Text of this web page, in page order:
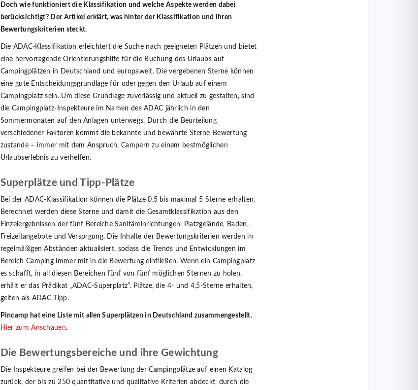
Doch wie funktioniert die Klassifikation und welche Aspekte werden dabei
berücksichtigt? Der Artikel erklärt, was hinter der Klassifikation und ihren
Bewertungskriterien steckt.
Die ADAC-Klassifikation erleichtert die Suche nach geeigneten Plätzen und bietet
eine hervorragende Orientierungshilfe für die Buchung des Urlaubs auf
Campingplätzen in Deutschland und europaweit. Die vergebenen Sterne können
eine gute Entscheidungsgrundlage für oder gegen den Urlaub auf einem
Campingplatz sein. Um diese Grundlage zuverlässig und aktuell zu gestalten, sind
die Campingplatz-Inspekteure im Namen des ADAC jährlich in den
Sommermonaten auf den Anlagen unterwegs. Durch die Beurteilung
verschiedener Faktoren kommt die bekannte und bewährte Sterne-Bewertung
zustande – immer mit dem Anspruch, Campern zu einem bestmöglichen
Urlaubserlebnis zu verhelfen.
Superplätze und Tipp-Plätze
Bei der ADAC-Klassifikation können die Plätze 0,5 bis maximal 5 Sterne erhalten.
Berechnet werden diese Sterne und damit die Gesamtklassifikation aus den
Einzelergebnissen der fünf Bereiche Sanitäreinrichtungen, Platzgelände, Baden,
Freizeitangebote und Versorgung. Die Inhalte der Bewertungskriterien werden in
regelmäßigen Abständen aktualisiert, sodass die Trends und Entwicklungen im
Bereich Camping immer mit in die Bewertung einfließen. Wenn ein Campingplatz
es schafft, in all diesen Bereichen fünf von fünf möglichen Sternen zu holen,
erhält er das Prädikat „ADAC-Superplatz“. Plätze, die 4- und 4,5-Sterne erhalten,
gelten als ADAC-Tipp.
Pincamp hat eine Liste mit allen Superplätzen in Deutschland zusammengestellt.
Hier zum Anschauen.
Die Bewertungsbereiche und ihre Gewichtung
Die Inspekteure greifen bei der Bewertung der Campingplätze auf einen Katalog
zurück, der bis zu 250 quantitative und qualitative Kriterien abdeckt, durch die